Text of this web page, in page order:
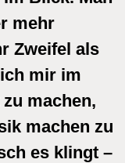
mehr
Zweifel als
mir im
machen,
machen zu
es klingt –